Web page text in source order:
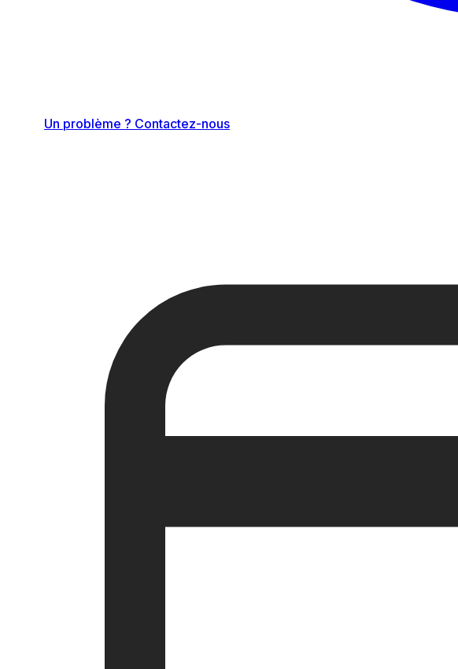
Un problème ? Contactez-nous